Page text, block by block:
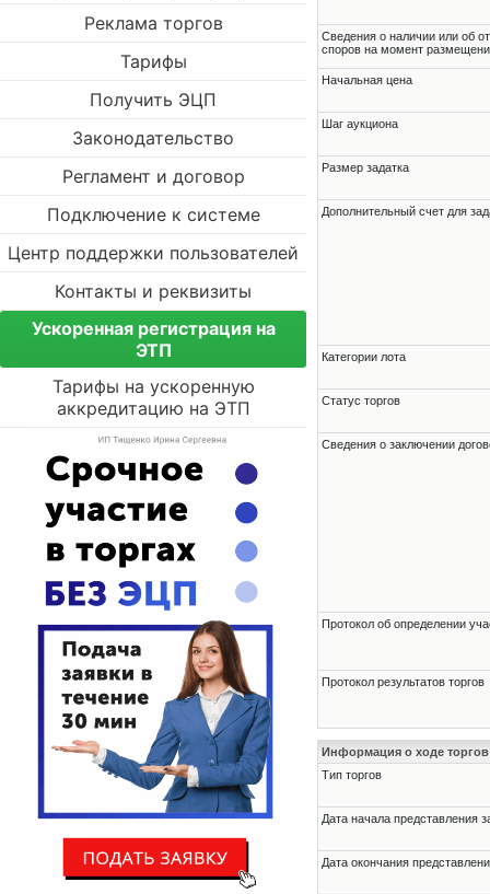
Реклама торгов
Тарифы
Получить ЭЦП
Законодательство
Регламент и договор
Подключение к системе
Центр поддержки пользователей
Контакты и реквизиты
Ускоренная регистрация на
ЭТП
Тарифы на ускоренную
аккредитацию на ЭТП
Cведения о наличии или об
споров на момент
Начальная цена
Шаг аукциона
Размер задатка
Дополнительный счет для
Категории лота
Статус торгов
Сведения о заключении
Протокол об определении
Протокол результатов торгов
Информация о ходе торгов
Тип торгов
Дата начала представления
Дата окончания